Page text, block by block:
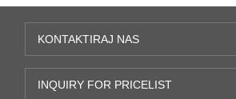
KONTAKTIRAJ NAS
INQUIRY FOR PRICELIST